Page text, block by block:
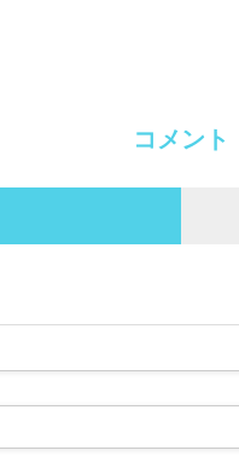
コメント